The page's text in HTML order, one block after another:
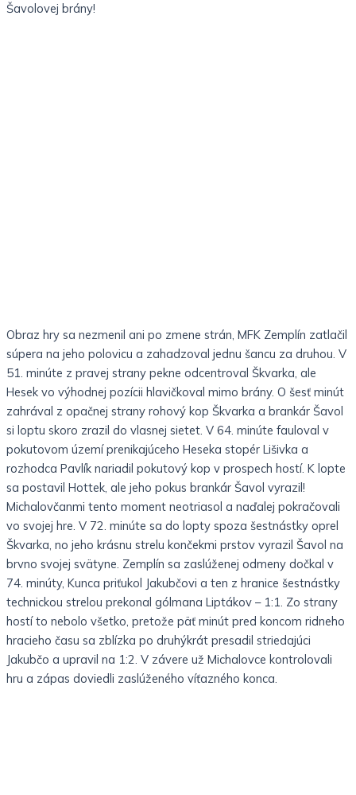
Šavolovej brány!
Obraz hry sa nezmenil ani po zmene strán, MFK Zemplín zatlačil
súpera na jeho polovicu a zahadzoval jednu šancu za druhou. V
51. minúte z pravej strany pekne odcentroval Škvarka, ale
Hesek vo výhodnej pozícii hlavičkoval mimo brány. O šesť minút
zahrával z opačnej strany rohový kop Škvarka a brankár Šavol
si loptu skoro zrazil do vlasnej sietet. V 64. minúte fauloval v
pokutovom území prenikajúceho Heseka stopér Lišivka a
rozhodca Pavlík nariadil pokutový kop v prospech hostí. K lopte
sa postavil Hottek, ale jeho pokus brankár Šavol vyrazil!
Michalovčanmi tento moment neotriasol a naďalej pokračovali
vo svojej hre. V 72. minúte sa do lopty spoza šestnástky oprel
Škvarka, no jeho krásnu strelu končekmi prstov vyrazil Šavol na
brvno svojej svätyne. Zemplín sa zaslúženej odmeny dočkal v
74. minúty, Kunca priťukol Jakubčovi a ten z hranice šestnástky
technickou strelou prekonal gólmana Liptákov – 1:1. Zo strany
hostí to nebolo všetko, pretože päť minút pred koncom ridneho
hracieho času sa zblízka po druhýkrát presadil striedajúci
Jakubčo a upravil na 1:2. V závere už Michalovce kontrolovali
hru a zápas doviedli zaslúženého víťazného konca.